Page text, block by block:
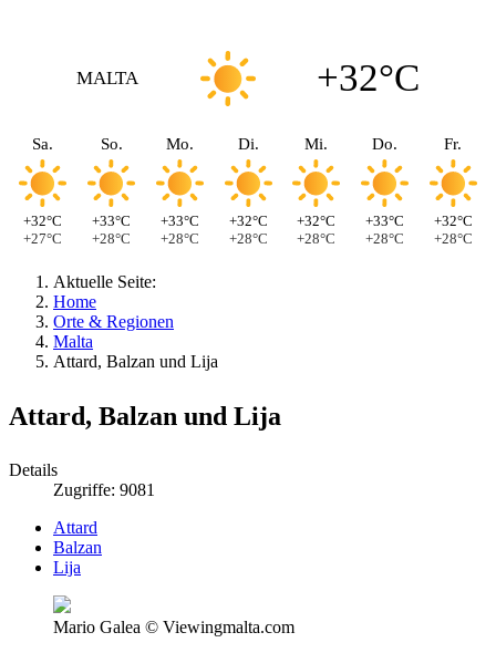
MALTA +32°C
Sa.
+32°C
+27°C
So.
+33°C
+28°C
Mo.
+33°C
+28°C
Di.
+32°C
+28°C
Mi.
+32°C
+28°C
Do.
+33°C
+28°C
Fr.
+32°C
+28°C
Aktuelle Seite:
Home
Orte & Regionen
Malta
Attard, Balzan und Lija
Attard, Balzan und Lija
Details
Zugriffe: 9081
Attard
Balzan
Lija
Mario Galea © Viewingmalta.com